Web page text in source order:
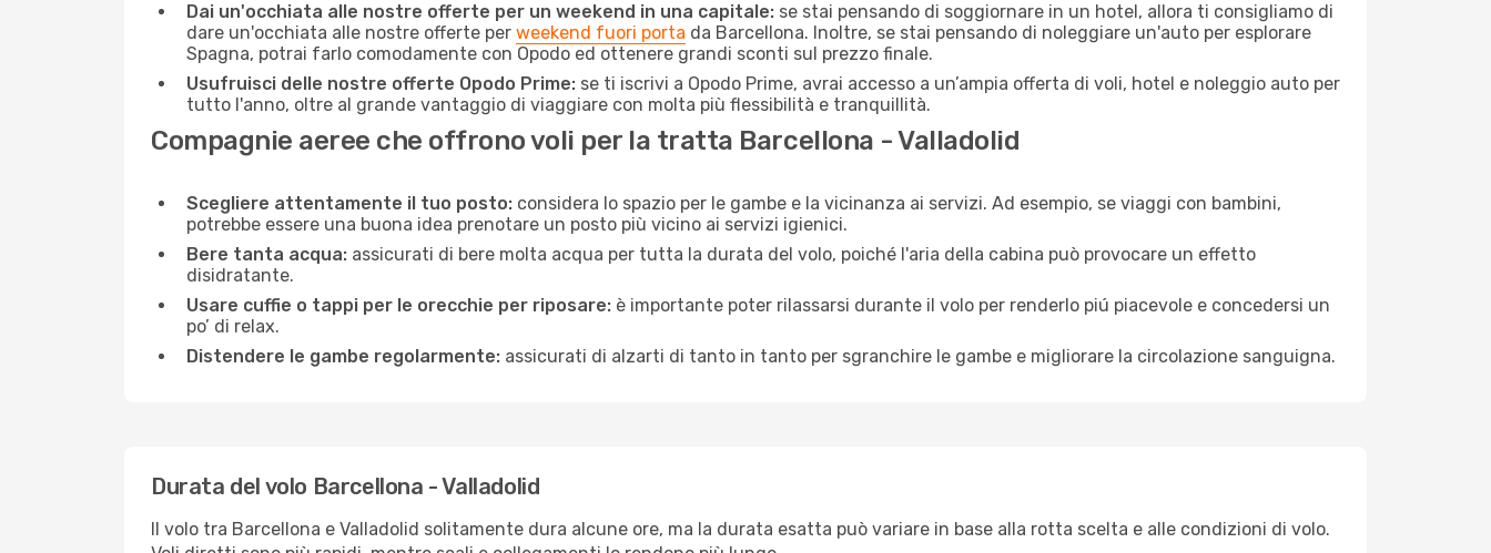
Dai un'occhiata alle nostre offerte per un weekend in una capitale: se stai pensando di soggiornare in un hotel, allora ti consigliamo di
dare un'occhiata alle nostre offerte per weekend fuori porta da Barcellona. Inoltre, se stai pensando di noleggiare un'auto per esplorare
Spagna, potrai farlo comodamente con Opodo ed ottenere grandi sconti sul prezzo finale.
Usufruisci delle nostre offerte Opodo Prime: se ti iscrivi a Opodo Prime, avrai accesso a un’ampia offerta di voli, hotel e noleggio auto per
tutto l'anno, oltre al grande vantaggio di viaggiare con molta più flessibilità e tranquillità.
Compagnie aeree che offrono voli per la tratta Barcellona - Valladolid
Scegliere attentamente il tuo posto: considera lo spazio per le gambe e la vicinanza ai servizi. Ad esempio, se viaggi con bambini,
potrebbe essere una buona idea prenotare un posto più vicino ai servizi igienici.
Bere tanta acqua: assicurati di bere molta acqua per tutta la durata del volo, poiché l'aria della cabina può provocare un effetto
disidratante.
Usare cuffie o tappi per le orecchie per riposare: è importante poter rilassarsi durante il volo per renderlo piú piacevole e concedersi un
po’ di relax.
Distendere le gambe regolarmente: assicurati di alzarti di tanto in tanto per sgranchire le gambe e migliorare la circolazione sanguigna.
Durata del volo Barcellona - Valladolid
Il volo tra Barcellona e Valladolid solitamente dura alcune ore, ma la durata esatta può variare in base alla rotta scelta e alle condizioni di volo.